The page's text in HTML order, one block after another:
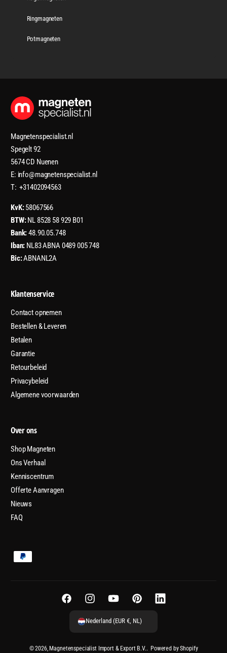
Ringmagneten
Potmagneten
Magnetenspecialist.nl
Spegelt 92
5674 CD Nuenen
E: info@magnetenspecialist.nl
T: +31402094563
KvK:58067566
BTW:NL 8528 58 929 B01
Bank:48.90.05.748
Iban: NL83 ABNA 0489 005 748
Bic:ABNANL2A
Klantenservice
Contact opnemen
Bestellen & Leveren
Betalen
Garantie
Retourbeleid
Privacybeleid
Algemene voorwaarden
Over ons
Shop Magneten
Ons Verhaal
Kenniscentrum
Offerte Aanvragen
Nieuws
FAQ
© 2026, Magnetenspecialist Import & Export B.V.. Powered by Shopify
F
e
I
n
t
Y
o
T
P
t
L
k
Nederland (EUR €, NL)